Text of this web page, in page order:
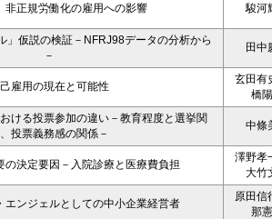
非正規労働化の雇用への影響 駿河
」仮説の検証－NFRJ98データの分析から
－
田中
雇用の現在と可能性
玄田有
橋
ける投票参加の違い－教育程度と選挙関
投票義務感の関係－
中條
の決定要因－入院診療と医療費負担
澤野孝
大竹
エンジェルとしての中小企業経営者
原田信
那